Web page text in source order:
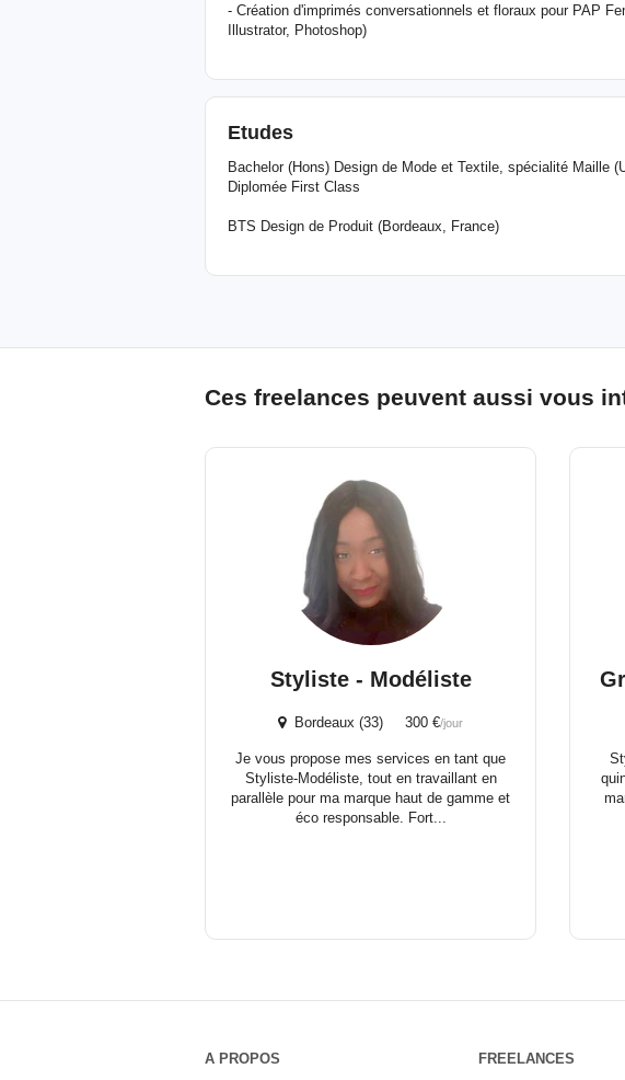
- Création d'imprimés conversationnels et floraux pour PAP
Illustrator, Photoshop)
Etudes
Bachelor (Hons) Design de Mode et Textile, spécialité Maille
Diplomée First Class
BTS Design de Produit (Bordeaux, France)
Ces freelances peuvent aussi vous
Styliste - Modéliste
Bordeaux (33) 300 €/jour
Je vous propose mes services en tant que
Styliste-Modéliste, tout en travaillant en
parallèle pour ma marque haut de gamme et
éco responsable. Fort...
A PROPOS
FREELANCES